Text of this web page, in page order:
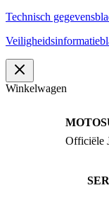
Technisch
Winkelwagen
Officiële